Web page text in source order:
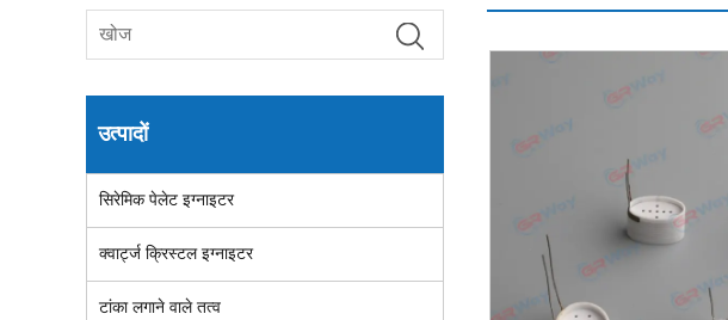
उत्पादों
सिरेमिक पेलेट इग्नाइटर
क्वार्ट्ज क्रिस्टल इग्नाइटर
टांका लगाने वाले तत्व